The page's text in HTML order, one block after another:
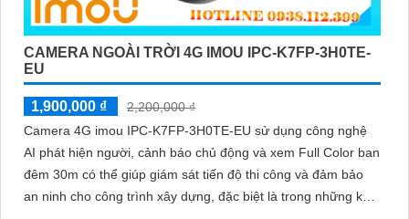
CAMERA NGOÀI TRỜI 4G IMOU IPC-K7FP-3H0TE-
EU
1,900,000 ₫
2,200,000 ₫
Camera 4G imou IPC-K7FP-3H0TE-EU sử dụng công nghệ
AI phát hiện người, cảnh báo chủ động và xem Full Color ban
đêm 30m có thể giúp giám sát tiến độ thi công và đảm bảo
an ninh cho công trình xây dựng, đặc biệt là trong những khu